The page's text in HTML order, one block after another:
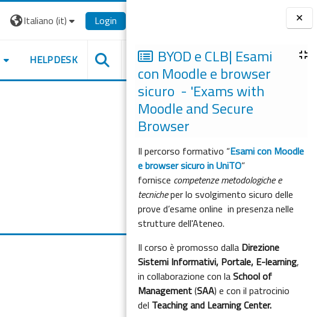
Blocchi
BYOD e CLB| Esami
con Moodle e browser
sicuro - 'Exams with
Moodle and Secure
Browser
Il percorso formativo “Esami con Moodle
e browser sicuro in UniTO”
fornisce competenze metodologiche e
tecnicheper lo svolgimento sicuro delle
prove d’esame online in presenza nelle
strutture dell'Ateneo.
Il corso è promosso dalla Direzione
Sistemi Informativi, Portale, E-learning,
in collaborazione con laSchool of
Management(SAA) e con il patrocinio
del Teaching and Learning Center.
Italiano ‎(it)‎ Login
HELPDESK